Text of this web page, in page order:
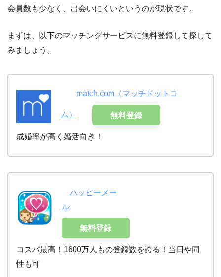
会員数も少なく、出会いにくいというのが現状です。
まずは、以下のマッチングサービスに無料登録して探して
みましょう。
match.com（マッチドットコ
ム） 無料登録
成婚率が高く婚活向き！
ハッピーメー
ル
無料登録
コスパ最高！1600万人もの登録数を誇る！当日や同
性も可